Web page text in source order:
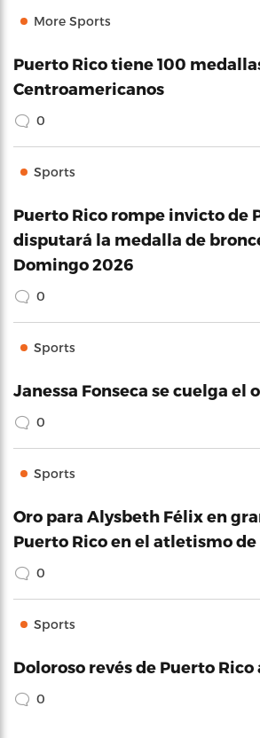
More Sports
Puerto Rico tiene 100
Centroamericanos
0
Sports
Puerto Rico rompe invicto de
disputará la medalla de
Domingo 2026
0
Sports
Janessa Fonseca se cuelga el
0
Sports
Oro para Alysbeth Félix en
Puerto Rico en el atletismo de
0
Sports
Doloroso revés de Puerto
0